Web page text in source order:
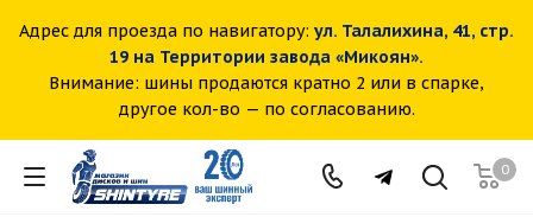
Адрес для проезда по навигатору: ул. Талалихина, 41, стр.
19 на Территории завода «Микоян».
Внимание: шины продаются кратно 2 или в спарке,
другое кол-во — по согласованию.
0